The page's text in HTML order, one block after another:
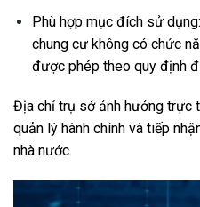
Phù hợp mục đích sử
chung cư không có chức
được phép theo quy định
Địa chỉ trụ sở ảnh hưởng trực
quản lý hành chính và tiếp
nhà nước.